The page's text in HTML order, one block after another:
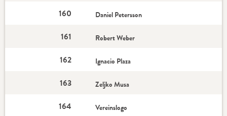
160 Daniel Petersson
161 Robert Weber
162 Ignacio Plaza
163 Zeljko Musa
164 Vereinslogo